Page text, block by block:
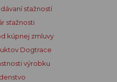
sťažností
sťažnosti
kúpnej zmluvy
Dogtrace
výrobku